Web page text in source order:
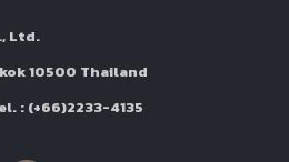
Ltd.
10500 Thailand
: (+66)2233-4135